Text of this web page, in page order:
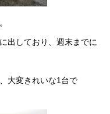
出しており、週末までに
大変きれいな1台で